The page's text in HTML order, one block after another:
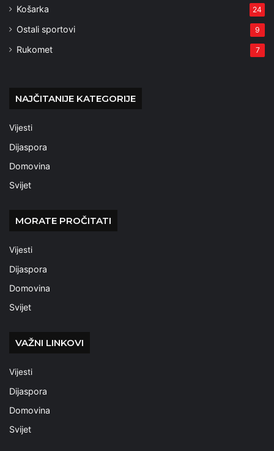
Košarka 24
Ostali sportovi 9
Rukomet 7
NAJČITANIJE KATEGORIJE
Vijesti
Dijaspora
Domovina
Svijet
MORATE PROČITATI
Vijesti
Dijaspora
Domovina
Svijet
VAŽNI LINKOVI
Vijesti
Dijaspora
Domovina
Svijet